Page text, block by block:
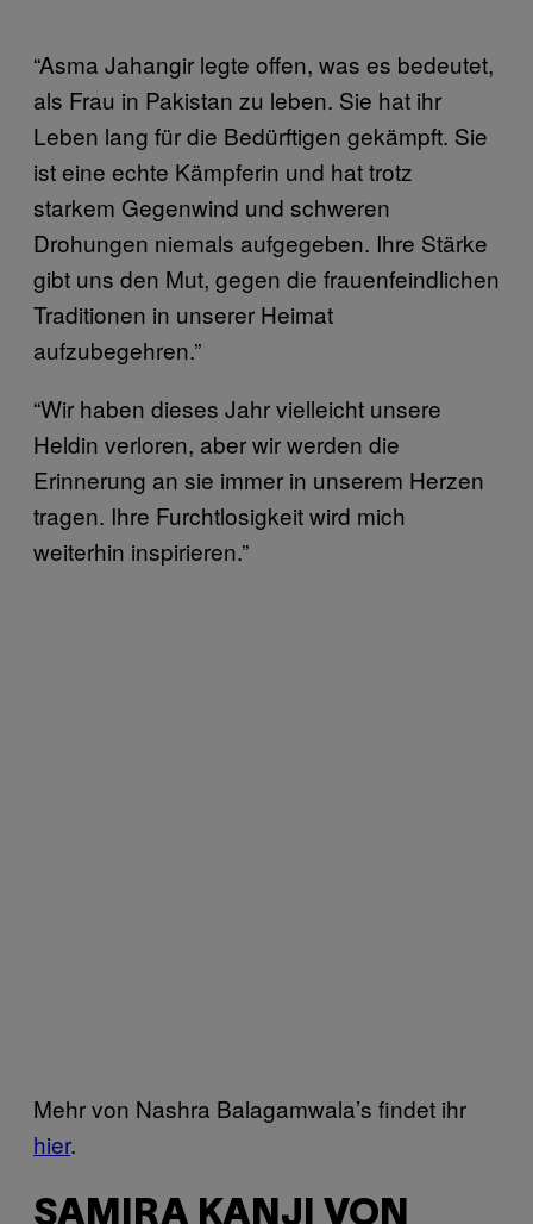
“Asma Jahangir legte offen, was es bedeutet,
als Frau in Pakistan zu leben. Sie hat ihr
Leben lang für die Bedürftigen gekämpft. Sie
ist eine echte Kämpferin und hat trotz
starkem Gegenwind und schweren
Drohungen niemals aufgegeben. Ihre Stärke
gibt uns den Mut, gegen die frauenfeindlichen
Traditionen in unserer Heimat
aufzubegehren.”
“Wir haben dieses Jahr vielleicht unsere
Heldin verloren, aber wir werden die
Erinnerung an sie immer in unserem Herzen
tragen. Ihre Furchtlosigkeit wird mich
weiterhin inspirieren.”
Mehr von Nashra Balagamwala’s findet ihr
hier.
SAMIRA KANJI VON